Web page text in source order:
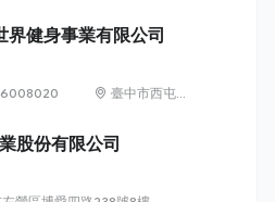
87號9樓、10
樓、13樓
健身事業有限公司
臺中市西屯區
36樓(豐邑A8
股份有限公司